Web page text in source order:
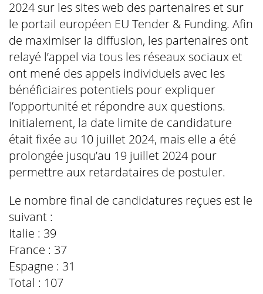
2024 sur les sites web des partenaires et sur
le portail européen EU Tender & Funding. Afin
de maximiser la diffusion, les partenaires ont
relayé l’appel via tous les réseaux sociaux et
ont mené des appels individuels avec les
bénéficiaires potentiels pour expliquer
l’opportunité et répondre aux questions.
Initialement, la date limite de candidature
était fixée au 10 juillet 2024, mais elle a été
prolongée jusqu’au 19 juillet 2024 pour
permettre aux retardataires de postuler.
Le nombre final de candidatures reçues est le
suivant :
Italie : 39
France : 37
Espagne : 31
Total : 107